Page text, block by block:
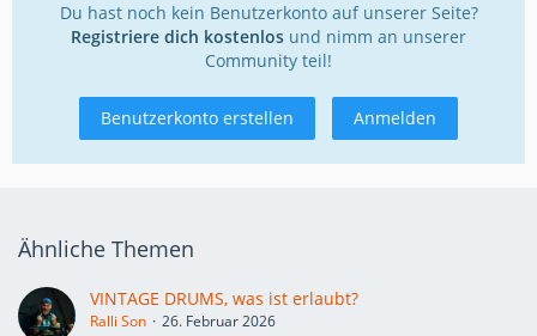
Du hast noch kein Benutzerkonto auf unserer Seite?
Registriere dich kostenlos und nimm an unserer
Community teil!
Benutzerkonto erstellen Anmelden
Ähnliche Themen
VINTAGE DRUMS, was ist erlaubt?
Ralli Son
26. Februar 2026